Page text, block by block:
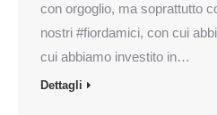
con orgoglio, ma soprattutto
nostri #fiordamici, con cui
cui abbiamo investito in…
Dettagli